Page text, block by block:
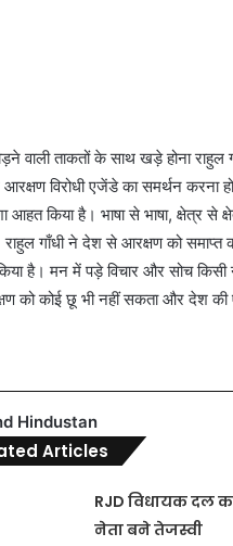
वाली ताकतों के साथ खड़े होना
विरोधी एजेंडे का समर्थन करना हो,
किया है। भाषा से भाषा, क्षेत्र से
राहुल गाँधी ने देश से आरक्षण को
है। मन में पड़े विचार और सोच किसी
को कोई छू भी नहीं सकता और देश
Hindustan
Articles
RJD विधायक दल
नेता बने तेजस्वी